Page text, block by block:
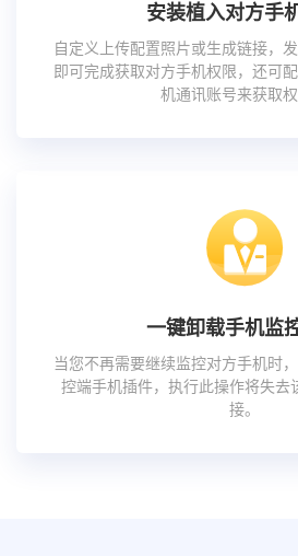
安装植入对方手
自定义上传配置照片或生成链接，
即可完成获取对方手机权限，还可
机通讯账号来获取权
一键卸载手机监
当您不再需要继续监控对方手机时
控端手机插件，执行此操作将失去
接。